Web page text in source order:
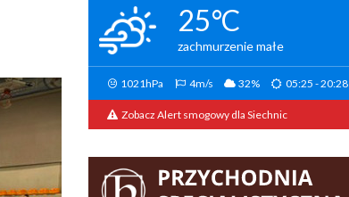
25°C
zachmurzenie małe
1021hPa 4m/s 32% 05:25 - 20:28
Zobacz Alert smogowy dla Siechnic